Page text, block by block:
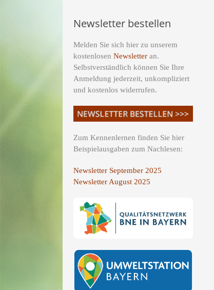
Newsletter bestellen
Melden Sie sich hier zu unserem
kostenlosen Newsletter an.
Selbstverständlich können Sie Ihre
Anmeldung jederzeit, unkompliziert
und kostenlos widerrufen.
Zum Kennenlernen finden Sie hier
Beispielausgaben zum Nachlesen:
Newsletter September 2025
Newsletter August 2025